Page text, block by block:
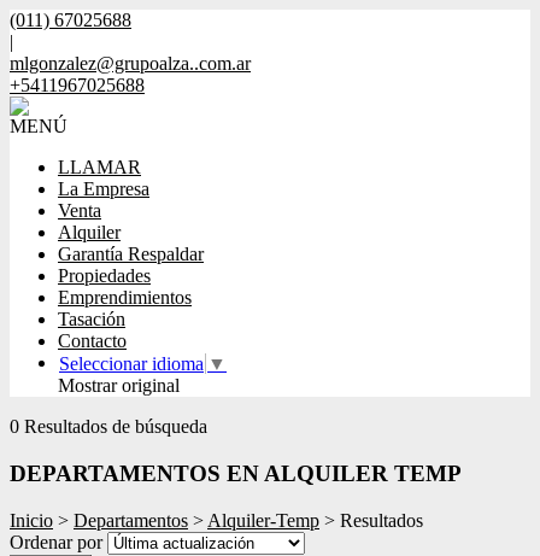
(011) 67025688
|
mlgonzalez@grupoalza..com.ar
+5411967025688
MENÚ
LLAMAR
La Empresa
Venta
Alquiler
Garantía Respaldar
Propiedades
Emprendimientos
Tasación
Contacto
Seleccionar idioma ▼
Mostrar original
0 Resultados de búsqueda
DEPARTAMENTOS EN ALQUILER TEMP
Inicio > Departamentos > Alquiler-Temp > Resultados
Ordenar por